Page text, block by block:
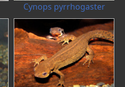
Cynops pyrrhogaster